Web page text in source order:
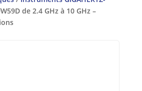
de 2.4 GHz à 10 GHz –